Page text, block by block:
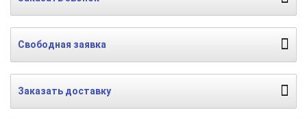
Свободная заявка
Заказать доставку